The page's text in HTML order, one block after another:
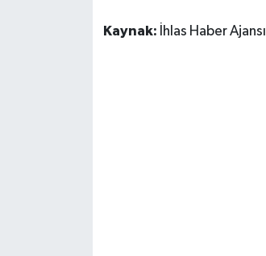
Kaynak: İhlas Haber Ajansı